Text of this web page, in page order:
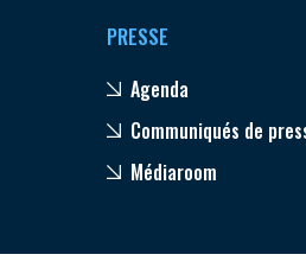
PRESSE
Agenda
Communiqués de
Médiaroom